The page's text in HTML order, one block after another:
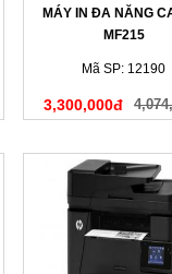
MÁY IN ĐA NĂNG
MF215
Mã SP: 12190
3,300,000đ